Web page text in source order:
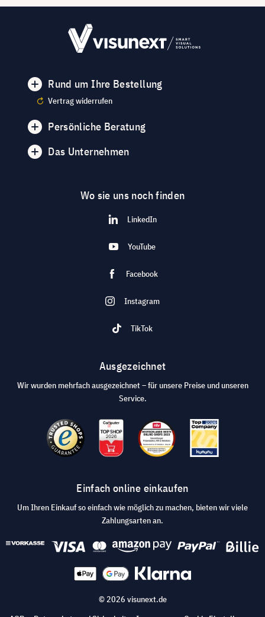
Rund um Ihre Bestellung
Vertrag widerrufen
Persönliche Beratung
Das Unternehmen
Wo sie uns noch finden
LinkedIn
YouTube
Facebook
Instagram
TikTok
Ausgezeichnet
Wir wurden mehrfach ausgezeichnet – für unsere Preise und unseren
Service.
Einfach online einkaufen
Um Ihren Einkauf so einfach wie möglich zu machen, bieten wir viele
Zahlungsarten an.
© 2026 visunext.de